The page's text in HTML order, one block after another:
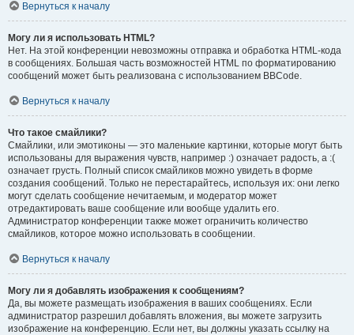
Вернуться к началу
Могу ли я использовать HTML?
Нет. На этой конференции невозможны отправка и обработка HTML-кода
в сообщениях. Большая часть возможностей HTML по форматированию
сообщений может быть реализована с использованием BBCode.
Вернуться к началу
Что такое смайлики?
Смайлики, или эмотиконы — это маленькие картинки, которые могут быть
использованы для выражения чувств, например :) означает радость, а :(
означает грусть. Полный список смайликов можно увидеть в форме
создания сообщений. Только не перестарайтесь, используя их: они легко
могут сделать сообщение нечитаемым, и модератор может
отредактировать ваше сообщение или вообще удалить его.
Администратор конференции также может ограничить количество
смайликов, которое можно использовать в сообщении.
Вернуться к началу
Могу ли я добавлять изображения к сообщениям?
Да, вы можете размещать изображения в ваших сообщениях. Если
администратор разрешил добавлять вложения, вы можете загрузить
изображение на конференцию. Если нет, вы должны указать ссылку на